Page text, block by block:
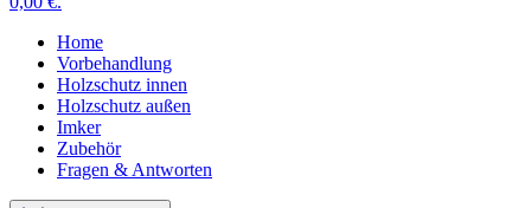
Home
Vorbehandlung
Holzschutz innen
Holzschutz außen
Imker
Zubehör
Fragen & Antworten